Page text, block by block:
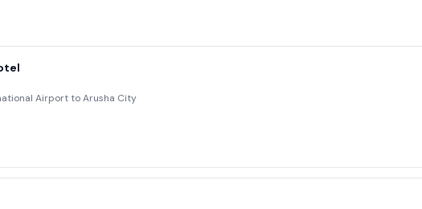
Airport to Arusha City